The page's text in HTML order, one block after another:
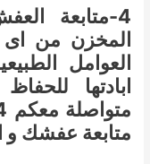
4-متابعة
المخزن من اى
العوامل
ابادتها
متابعة عفشك و